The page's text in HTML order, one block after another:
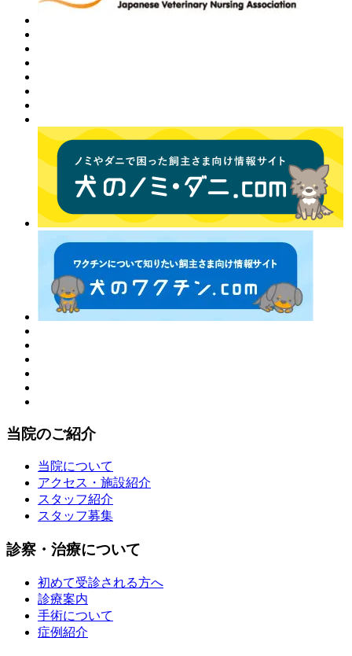
当院のご紹介
当院について
アクセス・施設紹介
スタッフ紹介
スタッフ募集
診察・治療について
初めて受診される方へ
診療案内
手術について
症例紹介